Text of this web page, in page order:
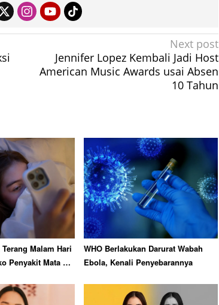
Next post
Jennifer Lopez Kembali Jadi Host
American Music Awards usai Absen
10 Tahun
Malam Hari
Penyakit Mata di
WHO Berlakukan Darurat Wabah
Ebola, Kenali Penyebarannya